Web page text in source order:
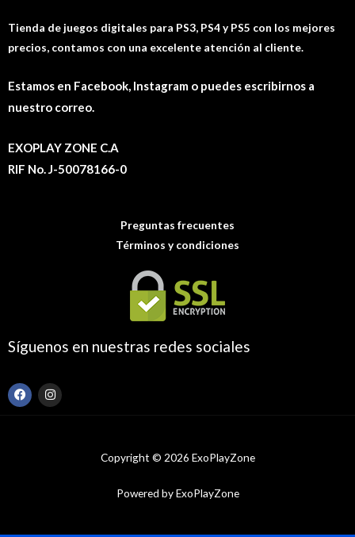
Tienda de juegos digitales para PS3, PS4 y PS5 con los mejores
precios, contamos con una excelente atención al cliente.
Estamos en Facebook, Instagram o puedes escribirnos a
nuestro correo.
EXOPLAY ZONE C.A
RIF No. J-50078166-0
Preguntas frecuentes
Términos y condiciones
Síguenos en nuestras redes sociales
F
a
c
I
n
s
Copyright © 2026 ExoPlayZone
Powered by ExoPlayZone